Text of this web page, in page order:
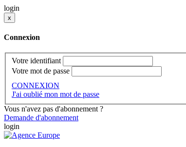
login
x
Connexion
Votre identifiant
Votre mot de passe
CONNEXION
J'ai oublié mon mot de passe
Vous n'avez pas d'abonnement ?
Demande d'abonnement
login